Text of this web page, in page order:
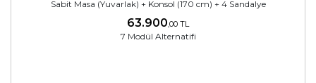
Sabit Masa (Yuvarlak) + Konsol (170 cm) + 4 Sandalye
63.900 ,00 TL
7 Modül Alternatifi